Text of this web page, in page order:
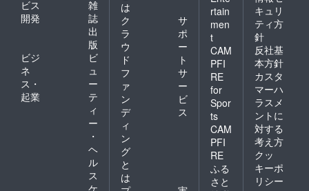
ビス
開発
雑
誌
出
版
ビジ
ネ
ス・
起業
ビ
ュ
ー
テ
ィ
ー
・
ヘ
ル
ス
は
ク
ラ
ウ
ド
フ
ァ
ン
デ
ィ
ン
グ
と
は
サ
ポ
ー
ト
サ
ー
ビ
ス
rtain
men
t
CAM
PFI
RE
for
Spor
ts
CAM
PFI
RE
ふる
さと
キュリ
ティ方
針
反社基
本方針
カスタ
マーハ
ラスメ
ントに
対する
考え方
クッ
キーポ
リシー